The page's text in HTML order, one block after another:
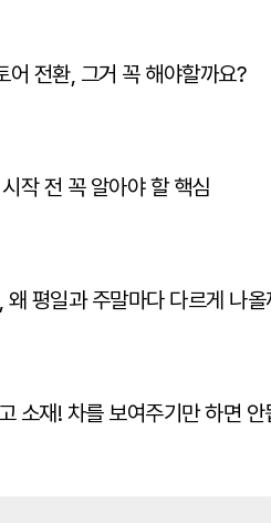
어 전환, 그거 꼭 해야할까요?
작 전 꼭 알아야 할 핵심
왜 평일과 주말마다 다르게 나올
소재! 차를 보여주기만 하면 안